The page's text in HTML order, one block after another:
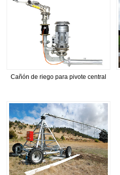
Cañón de riego para pivote central